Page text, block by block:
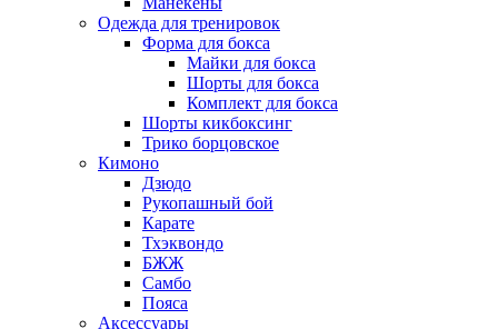
Одежда для тренировок
Форма для бокса
Майки для бокса
Шорты для бокса
Комплект для бокса
Шорты кикбоксинг
Трико борцовское
Кимоно
Дзюдо
Рукопашный бой
Карате
Тхэквондо
БЖЖ
Самбо
Пояса
Аксессуары